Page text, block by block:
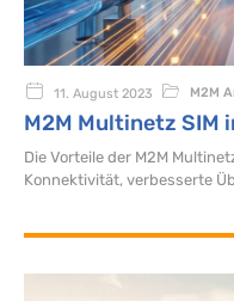
11. August 2023 M2M
M2M Multinetz SIM
Die Vorteile der M2M
Konnektivität, verbesserte